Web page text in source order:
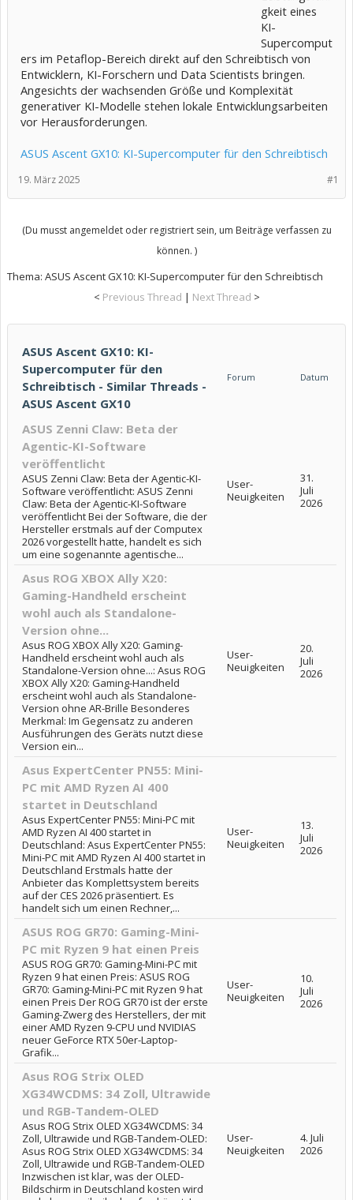
gkeit eines
KI-
Supercomput
ers im Petaflop-Bereich direkt auf den Schreibtisch von
Entwicklern, KI-Forschern und Data Scientists bringen.
Angesichts der wachsenden Größe und Komplexität
generativer KI-Modelle stehen lokale Entwicklungsarbeiten
vor Herausforderungen.
ASUS Ascent GX10: KI-Supercomputer für den Schreibtisch
#1
19. März 2025
(Du musst angemeldet oder registriert sein, um Beiträge verfassen zu
können. )
Thema: ASUS Ascent GX10: KI-Supercomputer für den Schreibtisch
< Previous Thread | Next Thread >
ASUS Ascent GX10: KI-
Supercomputer für den
Schreibtisch - Similar Threads -
ASUS Ascent GX10
Forum Datum
ASUS Zenni Claw: Beta der
Agentic-KI-Software
veröffentlicht
ASUS Zenni Claw: Beta der Agentic-KI-
Software veröffentlicht: ASUS Zenni
Claw: Beta der Agentic-KI-Software
veröffentlicht Bei der Software, die der
Hersteller erstmals auf der Computex
2026 vorgestellt hatte, handelt es sich
um eine sogenannte agentische...
User-
Neuigkeiten
31.
Juli
2026
Asus ROG XBOX Ally X20:
Gaming-Handheld erscheint
wohl auch als Standalone-
Version ohne...
Asus ROG XBOX Ally X20: Gaming-
Handheld erscheint wohl auch als
Standalone-Version ohne...: Asus ROG
XBOX Ally X20: Gaming-Handheld
erscheint wohl auch als Standalone-
Version ohne AR-Brille Besonderes
Merkmal: Im Gegensatz zu anderen
Ausführungen des Geräts nutzt diese
Version ein...
User-
Neuigkeiten
20.
Juli
2026
Asus ExpertCenter PN55: Mini-
PC mit AMD Ryzen AI 400
startet in Deutschland
Asus ExpertCenter PN55: Mini-PC mit
AMD Ryzen AI 400 startet in
Deutschland: Asus ExpertCenter PN55:
Mini-PC mit AMD Ryzen AI 400 startet in
Deutschland Erstmals hatte der
Anbieter das Komplettsystem bereits
auf der CES 2026 präsentiert. Es
handelt sich um einen Rechner,...
User-
Neuigkeiten
13.
Juli
2026
ASUS ROG GR70: Gaming-Mini-
PC mit Ryzen 9 hat einen Preis
ASUS ROG GR70: Gaming-Mini-PC mit
Ryzen 9 hat einen Preis: ASUS ROG
GR70: Gaming-Mini-PC mit Ryzen 9 hat
einen Preis Der ROG GR70 ist der erste
Gaming-Zwerg des Herstellers, der mit
einer AMD Ryzen 9-CPU und NVIDIAS
neuer GeForce RTX 50er-Laptop-
Grafik...
User-
Neuigkeiten
10.
Juli
2026
Asus ROG Strix OLED
XG34WCDMS: 34 Zoll, Ultrawide
und RGB-Tandem-OLED
Asus ROG Strix OLED XG34WCDMS: 34
Zoll, Ultrawide und RGB-Tandem-OLED:
Asus ROG Strix OLED XG34WCDMS: 34
Zoll, Ultrawide und RGB-Tandem-OLED
Inzwischen ist klar, was der OLED-
Bildschirm in Deutschland kosten wird
User-
Neuigkeiten
4. Juli
2026